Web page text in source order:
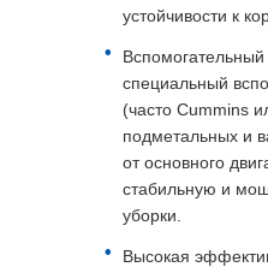
устойчивости к
Вспомогательный
специальный
(часто Cummins
подметальных и
от основного
стабильную и
уборки.
Высокая